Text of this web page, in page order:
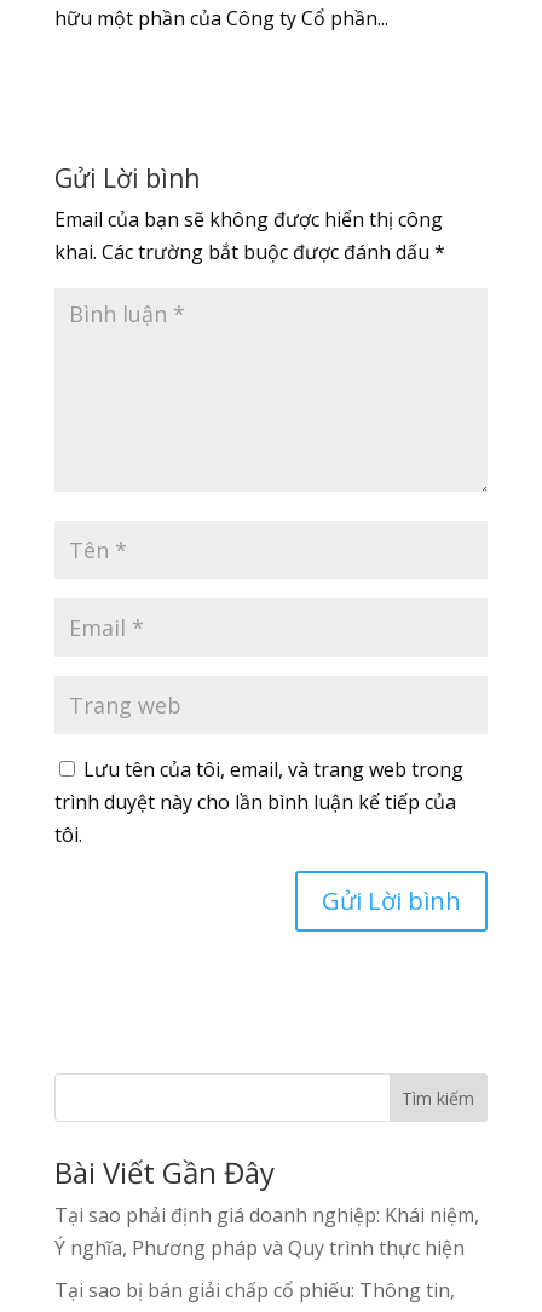
hữu một phần của Công ty Cổ phần...
Gửi Lời bình
Email của bạn sẽ không được hiển thị công
khai. Các trường bắt buộc được đánh dấu *
Lưu tên của tôi, email, và trang web trong
trình duyệt này cho lần bình luận kế tiếp của
tôi.
Tìm kiếm
Bài Viết Gần Đây
Tại sao phải định giá doanh nghiệp: Khái niệm,
Ý nghĩa, Phương pháp và Quy trình thực hiện
Tại sao bị bán giải chấp cổ phiếu: Thông tin,